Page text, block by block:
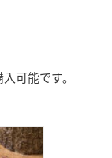
可能です。